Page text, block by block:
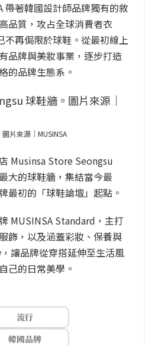
帶著韓國設計師品牌獨有的敘
品質，攻占全球消費者衣
不再侷限於球鞋。從最初線上
品牌與美妝事業，逐步打造
的品牌生態系。
片來源｜MUSINSA
Musinsa Store Seongsu
大的球鞋牆，集結當今最
最初的「球鞋論壇」起點。
MUSINSA Standard，主打
飾，以及涵蓋彩妝、保養與
讓品牌從穿搭延伸至生活風
己的日常美學。
流行
韓國品牌